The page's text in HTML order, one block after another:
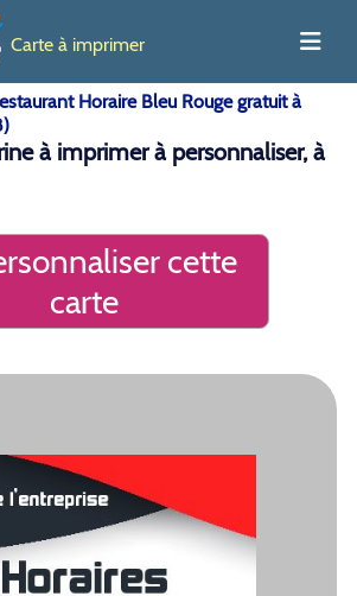
Carte à imprimer
Horaire Bleu Rouge gratuit à
à imprimer à personnaliser, à
cette
carte